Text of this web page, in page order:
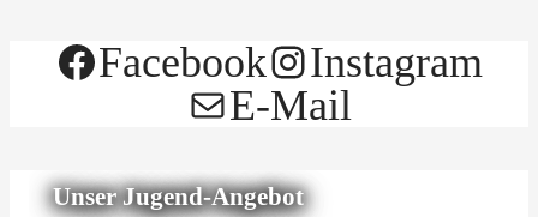
Facebook
Instagram
E-Mail
Unser Jugend-Angebot